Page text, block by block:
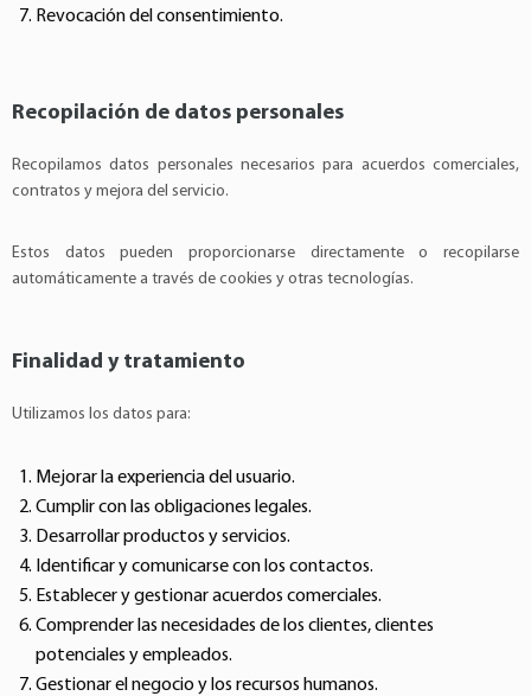
Revocación del consentimiento.
Recopilación de datos personales
Recopilamos datos personales necesarios para acuerdos comerciales,
contratos y mejora del servicio.
Estos datos pueden proporcionarse directamente o recopilarse
automáticamente a través de cookies y otras tecnologías.
Finalidad y tratamiento
Utilizamos los datos para:
Mejorar la experiencia del usuario.
Cumplir con las obligaciones legales.
Desarrollar productos y servicios.
Identificar y comunicarse con los contactos.
Establecer y gestionar acuerdos comerciales.
Comprender las necesidades de los clientes, clientes
potenciales y empleados.
Gestionar el negocio y los recursos humanos.